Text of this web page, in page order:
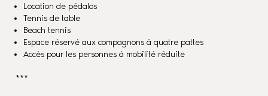
Location de pédalos
Tennis de table
Beach tennis
Espace réservé aux compagnons à quatre pattes
Accès pour les personnes à mobilité réduite
***